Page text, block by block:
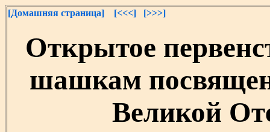
[Домашняя страница] [<<<] [>>>]
Открытое
шашкам
Великой